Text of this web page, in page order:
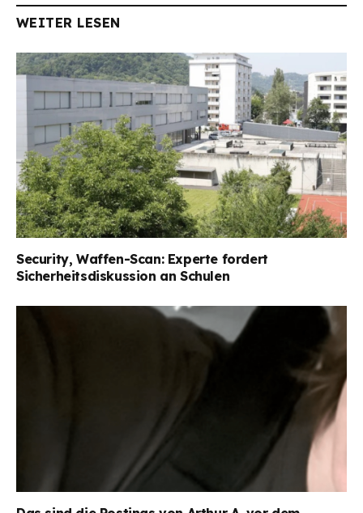
WEITER LESEN
Security, Waffen-Scan: Experte fordert
Sicherheitsdiskussion an Schulen